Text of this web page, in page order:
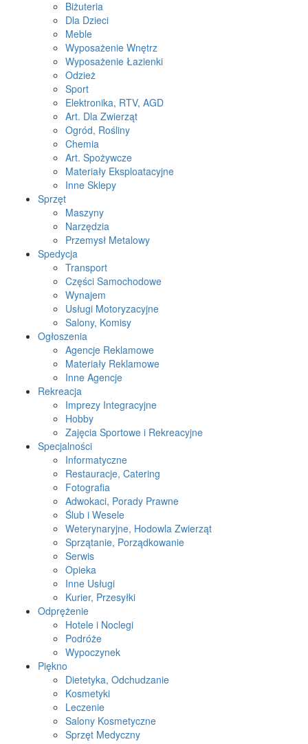
Biżuteria
Dla Dzieci
Meble
Wyposażenie Wnętrz
Wyposażenie Łazienki
Odzież
Sport
Elektronika, RTV, AGD
Art. Dla Zwierząt
Ogród, Rośliny
Chemia
Art. Spożywcze
Materiały Eksploatacyjne
Inne Sklepy
Sprzęt
Maszyny
Narzędzia
Przemysł Metalowy
Spedycja
Transport
Części Samochodowe
Wynajem
Usługi Motoryzacyjne
Salony, Komisy
Ogłoszenia
Agencje Reklamowe
Materiały Reklamowe
Inne Agencje
Rekreacja
Imprezy Integracyjne
Hobby
Zajęcia Sportowe i Rekreacyjne
Specjalności
Informatyczne
Restauracje, Catering
Fotografia
Adwokaci, Porady Prawne
Ślub i Wesele
Weterynaryjne, Hodowla Zwierząt
Sprzątanie, Porządkowanie
Serwis
Opieka
Inne Usługi
Kurier, Przesyłki
Odprężenie
Hotele i Noclegi
Podróże
Wypoczynek
Piękno
Dietetyka, Odchudzanie
Kosmetyki
Leczenie
Salony Kosmetyczne
Sprzęt Medyczny